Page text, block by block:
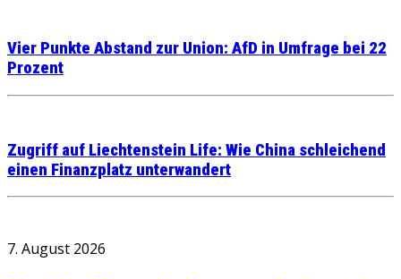
Vier Punkte Abstand zur Union: AfD in Umfrage bei 22
Prozent
Zugriff auf Liechtenstein Life: Wie China schleichend
einen Finanzplatz unterwandert
7. August 2026